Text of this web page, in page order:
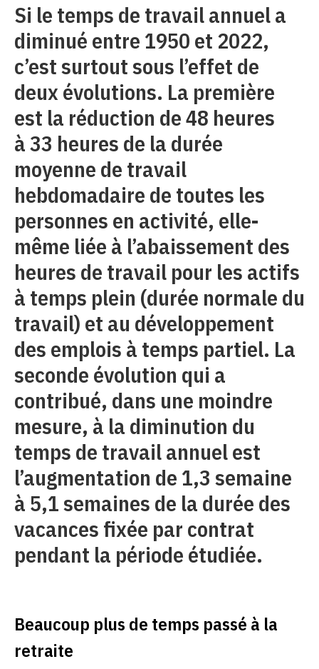
Si le temps de travail annuel a
diminué entre 1950 et 2022,
c’est surtout sous l’effet de
deux évolutions. La première
est la réduction de 48 heures
à 33 heures de la durée
moyenne de travail
hebdomadaire de toutes les
personnes en activité, elle-
même liée à l’abaissement des
heures de travail pour les actifs
à temps plein (durée normale du
travail) et au développement
des emplois à temps partiel. La
seconde évolution qui a
contribué, dans une moindre
mesure, à la diminution du
temps de travail annuel est
l’augmentation de 1,3 semaine
à 5,1 semaines de la durée des
vacances fixée par contrat
pendant la période étudiée.
Beaucoup plus de temps passé à la
retraite